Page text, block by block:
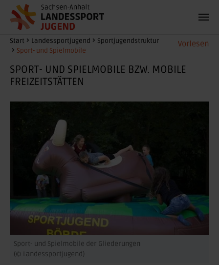
Zum Hauptinhalt springen Vorlesen
Sie sind hier:
Start Landessportjugend
Sportjugendstruktur
Sport- und Spielmobile
SPORT- UND SPIELMOBILE BZW. MOBILE
FREIZEITSTÄTTEN
Sport- und Spielmobile der Gliederungen
(© Landessportjugend)